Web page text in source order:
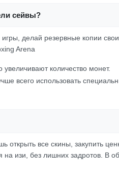
сейвы?
делай резервные копии
Arena
количество монет.
всего использовать
открыть все скины, закупить
на изи, без лишних задротов. В